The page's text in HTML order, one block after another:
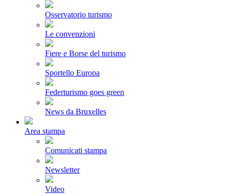
Osservatorio turismo
Le convenzioni
Fiere e Borse del turismo
Sportello Europa
Federturismo goes green
News da Bruxelles
Area stampa
Comunicati stampa
Newsletter
Video